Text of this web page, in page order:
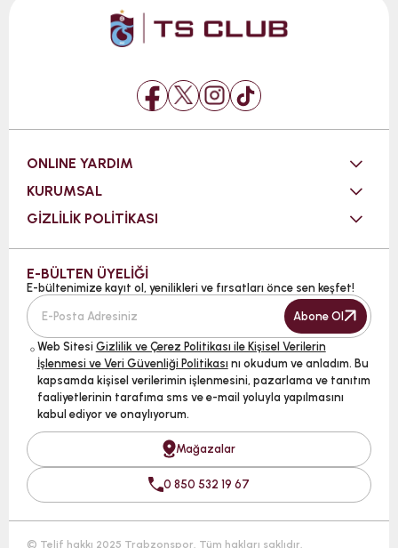
ONLINE YARDIM
KURUMSAL
GİZLİLİK POLİTİKASI
E-BÜLTEN ÜYELİĞİ
E-bültenimize kayıt ol, yenilikleri ve fırsatları önce sen keşfet!
Abone Ol
Web Sitesi Gizlilik ve Çerez Politikası ile Kişisel Verilerin
İşlenmesi ve Veri Güvenliği Politikası nı okudum ve anladım. Bu
kapsamda kişisel verilerimin işlenmesini, pazarlama ve tanıtım
faaliyetlerinin tarafıma sms ve e-mail yoluyla yapılmasını
kabul ediyor ve onaylıyorum.
Mağazalar
0 850 532 19 67
© Telif hakkı 2025 Trabzonspor. Tüm hakları saklıdır.